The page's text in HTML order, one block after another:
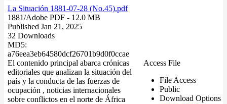
La Situación 1881-07-28 (No.45).pdf
1881/Adobe PDF - 12.0 MB
Published Jan 21, 2025
32 Downloads
MD5:
a76eea3eb64580dcf26701b9d0f0ccae
El contenido principal abarca crónicas
editoriales que analizan la situación del
país y la conducta de las fuerzas de
ocupación , noticias internacionales
sobre conflictos en el norte de África
Access File
File Access
Public
Download Options